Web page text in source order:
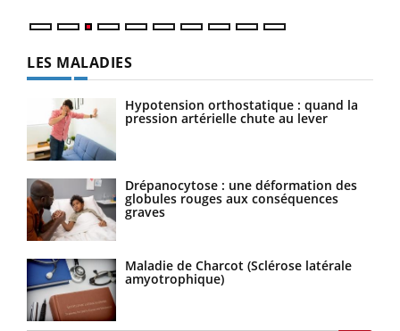
LES MALADIES
Hypotension orthostatique : quand la
pression artérielle chute au lever
Drépanocytose : une déformation des
globules rouges aux conséquences
graves
Maladie de Charcot (Sclérose latérale
amyotrophique)